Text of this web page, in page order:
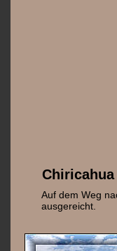
Chiricahua
Auf dem Weg
ausgereicht.